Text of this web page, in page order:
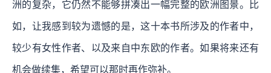
洲的复杂，它仍然不能够拼凑出一幅完整的欧洲图景。比
如，让我感到较为遗憾的是，这十本书所涉及的作者中，
较少有女性作者、以及来自中东欧的作者。如果将来还有
机会做续集，希望可以那时再作弥补。